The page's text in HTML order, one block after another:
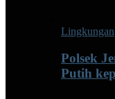
Lingkungan
Polsek
Putih